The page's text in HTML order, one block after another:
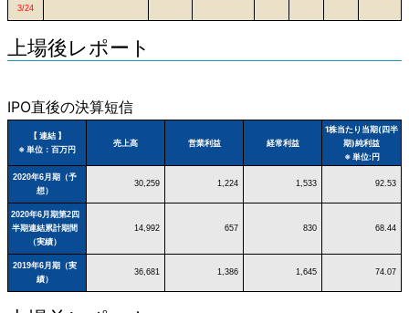
3/24
上場後レポート
IPO直後の決算短信
【 連結 】
※ 単位：百万円
売上高 営業利益 経常利益
1株当たり当期(四半
期)純利益
※ 単位:円
2020年6月期（予
想）
30,259 1,224 1,533 92.53
2020年6月期第2四
半期連結累計期間
（実績）
14,992 657 830 68.44
2019年6月期（実
績）
36,681 1,386 1,645 74.07